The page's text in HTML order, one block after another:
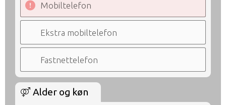
Mobiltelefon
Ekstra mobiltelefon
Fastnettelefon
Alder og køn